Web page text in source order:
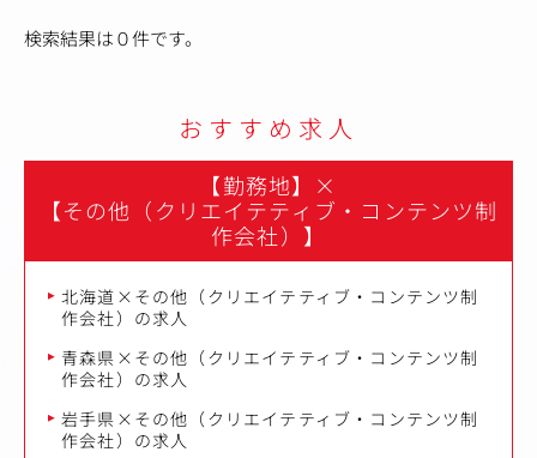
検索結果は０件です。
おすすめ求人
【勤務地】
×
【その他（クリエイテティブ・コンテンツ制
作会社）】
北海道×その他（クリエイテティブ・コンテンツ制
作会社）の求人
青森県×その他（クリエイテティブ・コンテンツ制
作会社）の求人
岩手県×その他（クリエイテティブ・コンテンツ制
作会社）の求人